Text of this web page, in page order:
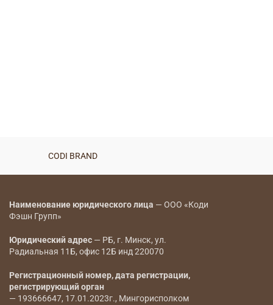
CODI BRAND
Наименование юридического лица — ООО «Коди
Фэшн Групп»
Юридический адрес — РБ, г. Минск, ул.
Радиальная 11Б, офис 12Б инд 220070
Регистрационный номер, дата регистрации,
регистрирующий орган
— 193666647, 17.01.2023г., Мингорисполком